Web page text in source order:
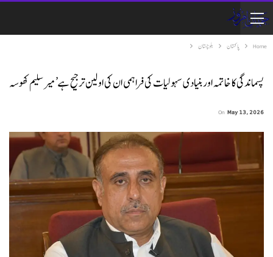
Home پاکستان بلوچستان
پسماندگی کا خاتمہ اور بنیادی سہولیات کی فراہمی ان کی اولین ترجیح ہے’میر سلیم کھوسہ
On May 13, 2026